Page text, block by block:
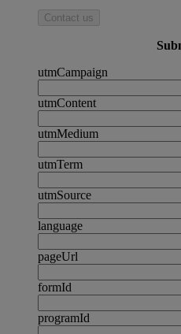
Contact us
utmCampaign
utmContent
utmMedium
utmTerm
utmSource
language
pageUrl
formId
programId